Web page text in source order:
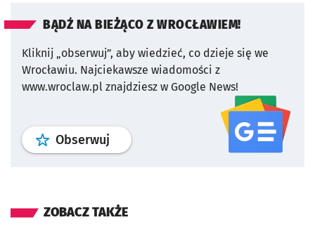
BĄDŹ NA BIEŻĄCO Z WROCŁAWIEM!
Kliknij „obserwuj”, aby wiedzieć, co dzieje się we
Wrocławiu. Najciekawsze wiadomości z
www.wroclaw.pl znajdziesz w Google News!
Obserwuj profil serwisu
ZOBACZ TAKŻE